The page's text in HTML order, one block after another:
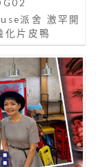
派舍 激罕開
化片皮鴨